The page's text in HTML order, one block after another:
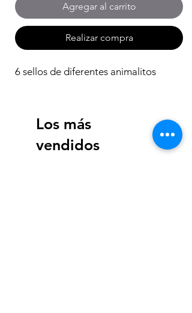
Agregar al carrito
Realizar compra
6 sellos de diferentes animalitos
Los más
vendidos